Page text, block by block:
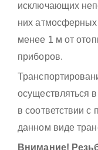
исключающих
них атмосферных
менее 1 м от
приборов.
осуществляться
в соответствии
данном виде
Внимание!